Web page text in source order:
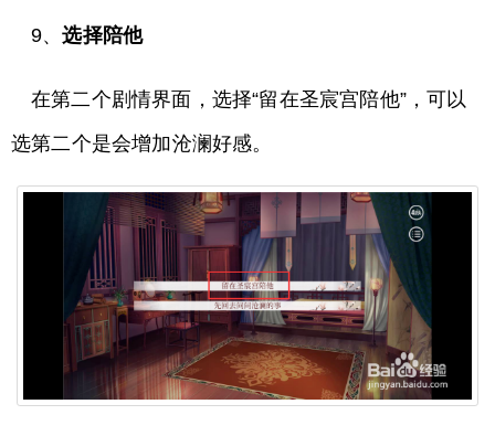
9、选择陪他
在第二个剧情界面，选择“留在圣宸宫陪他”，可以
选第二个是会增加沧澜好感。